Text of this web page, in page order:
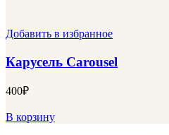
Добавить в избранное
Карусель Carousel
400₽
В корзину